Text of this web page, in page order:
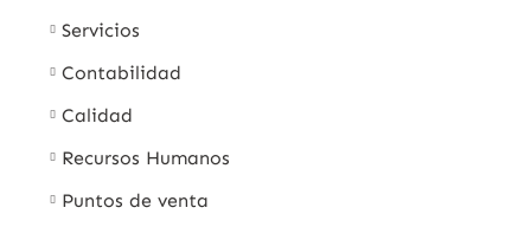
Servicios
Contabilidad
Calidad
Recursos Humanos
Puntos de venta